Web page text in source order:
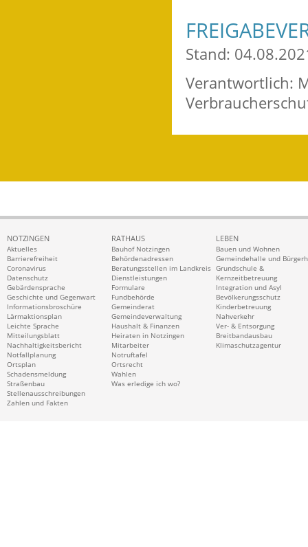
Stand:
Verantwortlich:
NOTZINGEN
Aktuelles
Barrierefreiheit
Coronavirus
Datenschutz
Gebärdensprache
Geschichte und Gegenwart
Informationsbroschüre
Lärmaktionsplan
Leichte Sprache
Mitteilungsblatt
Nachhaltigkeitsbericht
Notfallplanung
Ortsplan
Schadensmeldung
Straßenbau
Stellenausschreibungen
Zahlen und Fakten
RATHAUS
Bauhof Notzingen
Behördenadressen
Beratungsstellen im Landkreis
Dienstleistungen
Formulare
Fundbehörde
Gemeinderat
Gemeindeverwaltung
Haushalt & Finanzen
Heiraten in Notzingen
Mitarbeiter
Notruftafel
Ortsrecht
Wahlen
Was erledige ich wo?
LEBEN
Bauen und Wohnen
Gemeindehalle und
Grundschule &
Kernzeitbetreuung
Integration und Asyl
Bevölkerungsschutz
Kinderbetreuung
Nahverkehr
Ver- & Entsorgung
Breitbandausbau
Klimaschutzagentur